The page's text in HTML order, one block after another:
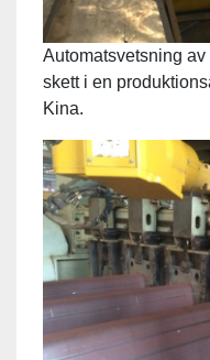
Automatsvetsning
skett i en
Kina.